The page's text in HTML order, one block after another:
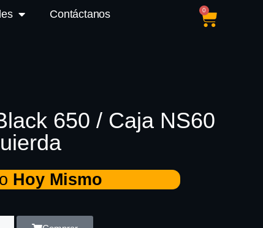
Contáctanos 0
650 / Caja NS60
Hoy Mismo